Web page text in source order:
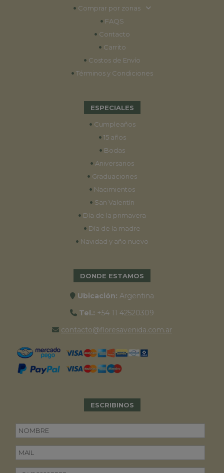
• Comprar por zonas
• FAQS
• Contacto
• Carrito
• Costos de Envío
• Términos y Condiciones
ESPECIALES
• Cumpleaños
• 15 años
• Bodas
• Aniversarios
• Graduaciones
• Nacimientos
• San Valentín
• Día de la primavera
• Día de la madre
• Navidad y año nuevo
DONDE ESTAMOS
Ubicación: Argentina
Tel.: +54 11 42520309
contacto@floresavenida.com.ar
ESCRIBINOS